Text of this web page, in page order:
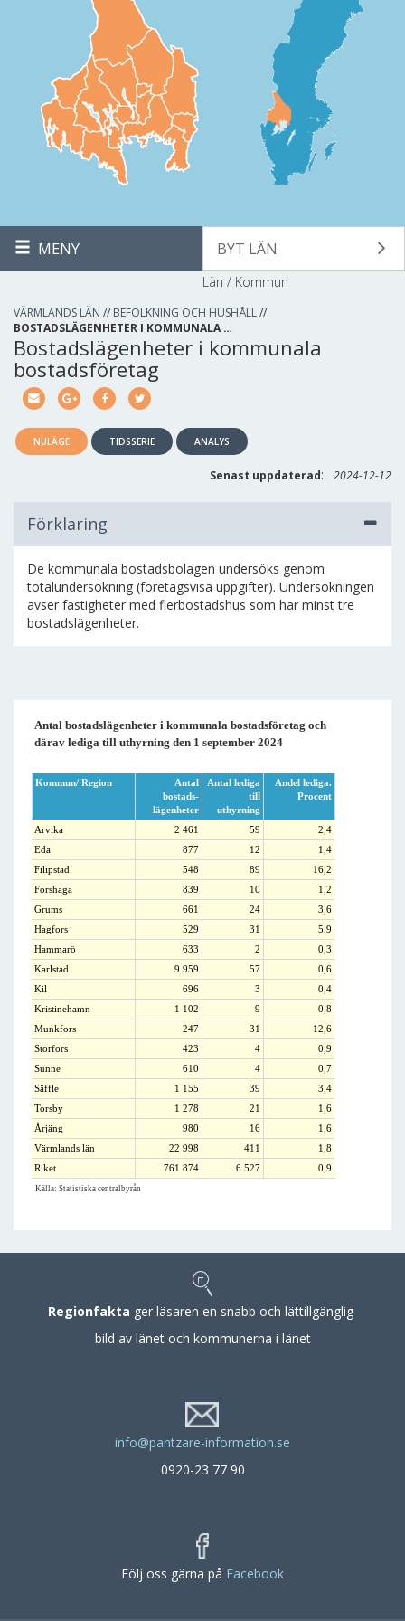
MENY BYT LÄN
Län / Kommun
VÄRMLANDS LÄN // BEFOLKNING OCH HUSHÅLL//
BOSTADSLÄGENHETER I KOMMUNALA …
Bostadslägenheter i kommunala
bostadsföretag
NULÄGE TIDSSERIE ANALYS
Senast uppdaterad: 2024-12-12
Förklaring
De kommunala bostadsbolagen undersöks genom
totalundersökning (företagsvisa uppgifter). Undersökningen
avser fastigheter med flerbostadshus som har minst tre
bostadslägenheter.
Antal bostadslägenheter i kommunala bostadsföretag och
därav lediga till uthyrning den 1 september 2024
Kommun/ Region
Antal
bostads-
lägenheter
Antal lediga
till
uthyrning
Andel lediga.
Procent
Arvika 2 461 59
2,4
Eda
877 12
1,4
Filipstad
548 89
16,2
Forshaga
839 10
1,2
Grums
661 24
3,6
Hagfors
529 31
5,9
Hammarö
633 2
0,3
Karlstad
9 959 57
0,6
Kil
696 3
0,4
Kristinehamn
1 102 9
0,8
Munkfors
247 31
12,6
Storfors
423 4
0,9
Sunne
610 4
0,7
Säffle
1 155 39
3,4
Torsby
1 278 21
1,6
Årjäng
980 16
1,6
Värmlands län
22 998 411
1,8
Riket
761 874 6 527 0,9
Källa: Statistiska centralbyrån
Regionfakta ger läsaren en snabb och lättillgänglig
bild av länet och kommunerna i länet
info@pantzare-information.se
0920-23 77 90
Följ oss gärna på Facebook